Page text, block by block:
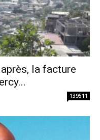
la facture
139511